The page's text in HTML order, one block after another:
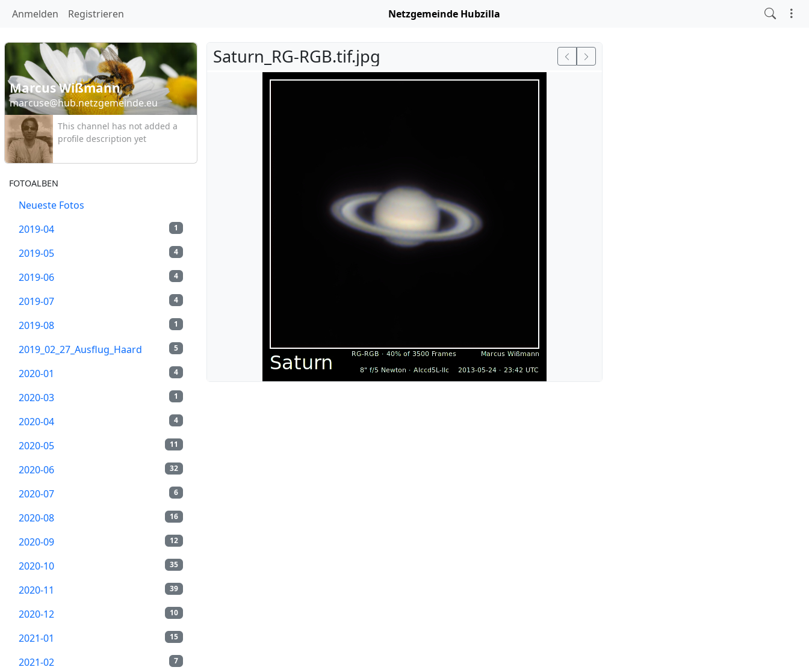
Anmelden Registrieren Netzgemeinde Hubzilla
Marcus Wißmann
marcuse@hub.netzgemeinde.eu
This channel has not added a
profile description yet
FOTOALBEN
Neueste Fotos
1
2019-04
4
2019-05
4
2019-06
4
2019-07
1
2019-08
5
2019_02_27_Ausflug_Haard
4
2020-01
1
2020-03
4
2020-04
11
2020-05
32
2020-06
6
2020-07
16
2020-08
12
2020-09
35
2020-10
39
2020-11
10
2020-12
15
2021-01
7
2021-02
Saturn_RG-RGB.tif.jpg